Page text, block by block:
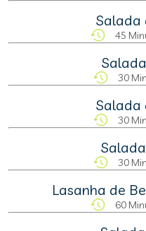
Salada
45
30
Salada
30
30
Lasanha de
60